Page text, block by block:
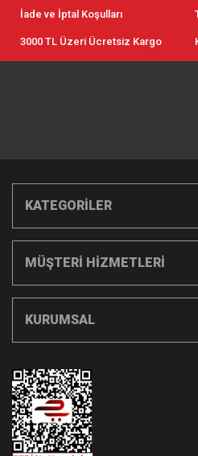
İade ve İptal Koşulları
3000 TL Üzeri Ücretsiz Kargo
KATEGORİLER
MÜŞTERİ HİZMETLERİ
KURUMSAL